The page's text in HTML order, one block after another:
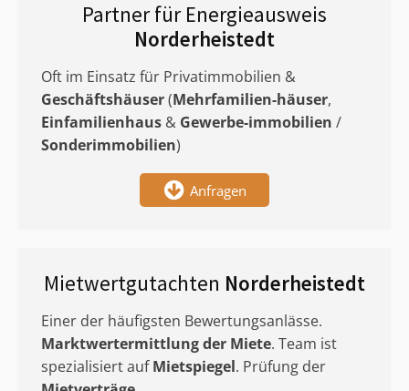
Partner für Energieausweis
Norderheistedt
Oft im Einsatz für Privatimmobilien &
Geschäftshäuser(Mehrfamilien-häuser,
Einfamilienhaus & Gewerbe-immobilien /
Sonderimmobilien)
Anfragen
Mietwertgutachten Norderheistedt
Einer der häufigsten Bewertungsanlässe.
Marktwertermittlungder Miete. Team ist
spezialisiert aufMietspiegel. Prüfung der